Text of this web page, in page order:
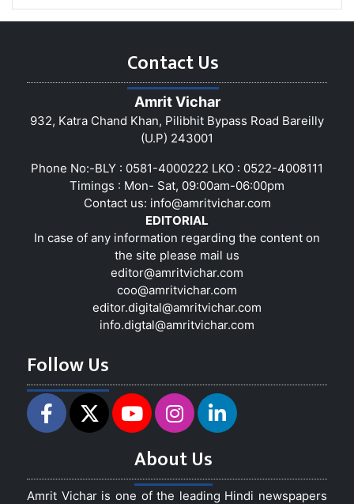
Contact Us
Amrit Vichar
932, Katra Chand Khan, Pilibhit Bypass Road Bareilly
(U.P) 243001
Phone No:-BLY : 0581-4000222 LKO : 0522-4008111
Timings : Mon- Sat, 09:00am-06:00pm
Contact us: info@amritvichar.com
EDITORIAL
In case of any information regarding the content on
the site please mail us
editor@amritvichar.com
coo@amritvichar.com
editor.digital@amritvichar.com
info.digtal@amritvichar.com
Follow Us
About Us
Amrit Vichar is one of the leading Hindi newspapers